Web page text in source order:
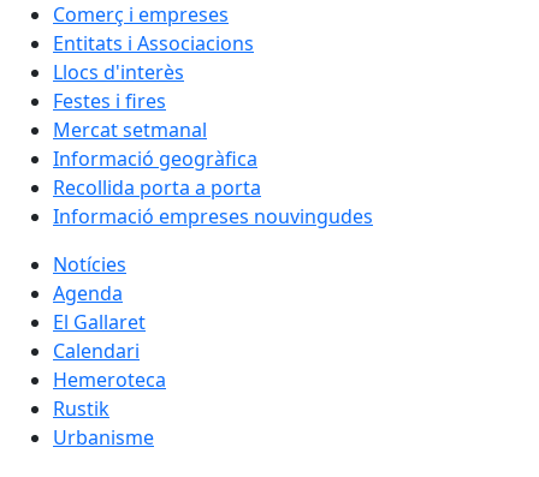
Comerç i empreses
Entitats i Associacions
Llocs d'interès
Festes i fires
Mercat setmanal
Informació geogràfica
Recollida porta a porta
Informació empreses nouvingudes
Notícies
Agenda
El Gallaret
Calendari
Hemeroteca
Rustik
Urbanisme